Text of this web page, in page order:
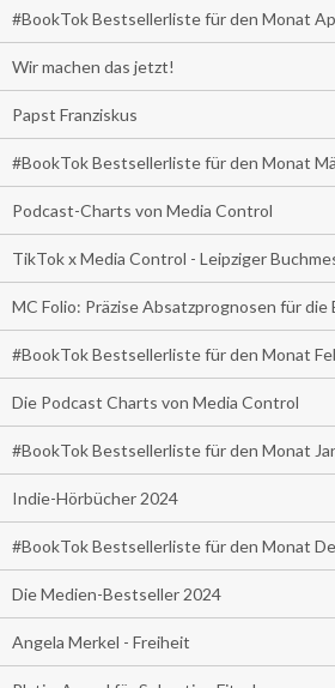
#BookTok Bestsellerliste für den Monat
Wir machen das jetzt!
Papst Franziskus
#BookTok Bestsellerliste für den Monat
Podcast-Charts von Media Control
TikTok x Media Control - Leipziger
MC Folio: Präzise Absatzprognosen für die
#BookTok Bestsellerliste für den Monat
Die Podcast Charts von Media Control
#BookTok Bestsellerliste für den Monat
Indie-Hörbücher 2024
#BookTok Bestsellerliste für den Monat
Die Medien-Bestseller 2024
Angela Merkel - Freiheit